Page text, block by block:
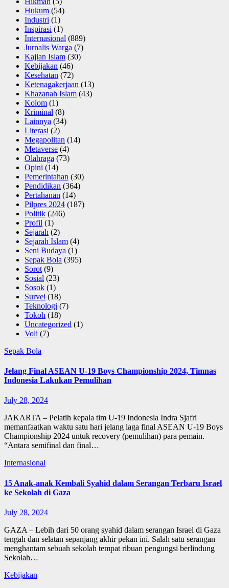
Hukum (54)
Industri (1)
Inspirasi (1)
Internasional (889)
Jurnalis Warga (7)
Kajian Islam (30)
Kebijakan (46)
Kesehatan (72)
Ketenagakerjaan (13)
Khazanah Islam (43)
Kolom (1)
Kriminal (8)
Lainnya (34)
Literasi (2)
Megapolitan (14)
Metaverse (4)
Olahraga (73)
Opini (14)
Pemerintahan (30)
Pendidikan (364)
Pertahanan (14)
Pilpres 2024 (187)
Politik (246)
Profil (1)
Sejarah (2)
Sejarah Islam (4)
Seni Budaya (1)
Sepak Bola (395)
Sorot (9)
Sosial (23)
Sosok (1)
Survei (18)
Teknologi (7)
Tokoh (18)
Uncategorized (1)
Voli (7)
Sepak Bola
Jelang Final ASEAN U-19 Boys Championship 2024, Timnas
Indonesia Lakukan Pemulihan
July 28, 2024
JAKARTA – Pelatih kepala tim U-19 Indonesia Indra Sjafri
memanfaatkan waktu satu hari jelang laga final ASEAN U-19 Boys
Championship 2024 untuk recovery (pemulihan) para pemain.
“Antara semifinal dan final…
Internasional
15 Anak-anak Kembali Syahid dalam Serangan Terbaru Israel
ke Sekolah di Gaza
July 28, 2024
GAZA – Lebih dari 50 orang syahid dalam serangan Israel di Gaza
tengah dan selatan sepanjang akhir pekan ini. Salah satu serangan
menghantam sebuah sekolah tempat ribuan pengungsi berlindung
Sekolah…
Kebijakan